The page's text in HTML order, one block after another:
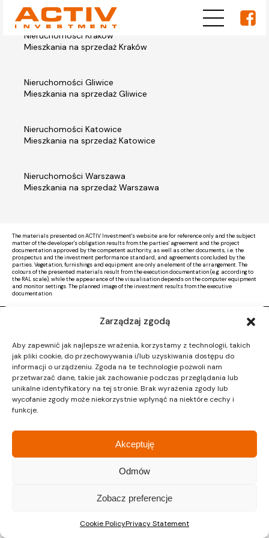
Zarządzaj zgodą
Aby zapewnić jak najlepsze wrażenia, korzystamy z technologii, takich
jak pliki cookie, do przechowywania i/lub uzyskiwania dostępu do
informacji o urządzeniu. Zgoda na te technologie pozwoli nam
przetwarzać dane, takie jak zachowanie podczas przeglądania lub
unikalne identyfikatory na tej stronie. Brak wyrażenia zgody lub
wycofanie zgody może niekorzystnie wpłynąć na niektóre cechy i
funkcje.
Akceptuję
Odmów
Zobacz preferencje
Cookie PolicyPrivacy Statement
Nieruchomości Kraków
Mieszkania na sprzedaż Kraków
Nieruchomości Gliwice
Mieszkania na sprzedaż Gliwice
Nieruchomości Katowice
Mieszkania na sprzedaż Katowice
Nieruchomości Warszawa
Mieszkania na sprzedaż Warszawa
The materials presented on ACTIV Investment's website are for reference only and the subject
matter of the developer's obligation results from the parties' agreement and the project
documentation approved by the competent authority, as well as other documents, i.e. the
prospectus and the investment performance standard, and agreements concluded by the
parties. Vegetation, furnishings and equipment are only an element of the arrangement. The
colours of the presented materials result from the execution documentation (e.g. according to
the RAL scale), while the appearance of the visualisation depends on the computer equipment
and monitor settings. The planned image of the investment results from the executive
documentation.
Activ Investment|Polityka prywatności
Design by CTL MEDIA | Strona www: Proformat